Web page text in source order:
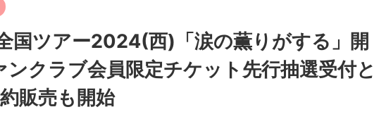
国ツアー2024(西)「涙の薫りがする」開
ンクラブ会員限定チケット先行抽選受付と
販売も開始